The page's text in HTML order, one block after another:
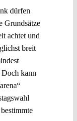
dürfen
Grundsätze
achtet und
breit
kann